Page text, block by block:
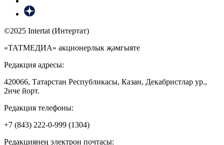
©2025 Intertat (Интертат)
«ТАТМЕДИА» акционерлык җәмгыяте
Редакция адресы:
420066, Татарстан Республикасы, Казан, Декабристлар ур.,
2нче йорт.
Редакция телефоны:
+7 (843) 222-0-999 (1304)
Редакциянең электрон почтасы: